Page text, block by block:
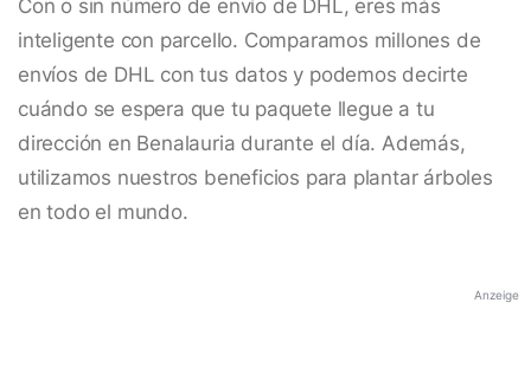
Con o sin número de envío de DHL, eres más
inteligente con parcello. Comparamos millones de
envíos de DHL con tus datos y podemos decirte
cuándo se espera que tu paquete llegue a tu
dirección en Benalauria durante el día. Además,
utilizamos nuestros beneficios para plantar árboles
en todo el mundo.
Anzeige